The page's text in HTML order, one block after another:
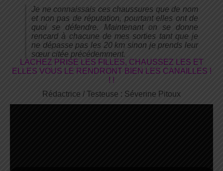
Je ne connaissais ces chaussures que de nom
et non pas de réputation, pourtant elles ont de
quoi se défendre. Maintenant on se donne
rencard à chacune de mes sorties tant que je
ne dépasse pas les 20 km sinon je prends leur
sœur citée précédemment.
LACHEZ PRISE LES FILLES, CHAUSSEZ LES ET
ELLES VOUS LE RENDRONT BIEN LES CANAILLES !
! !
Rédactrice / Testeuse : Séverine Pitoux